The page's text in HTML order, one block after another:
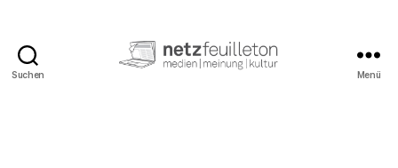
Suchen Menü